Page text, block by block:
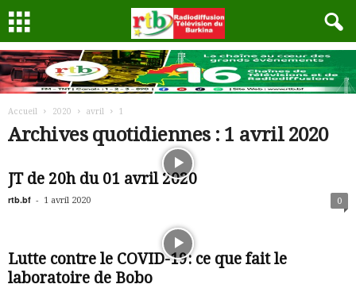
Accueil 2020 avril 1
Archives quotidiennes : 1 avril 2020
JT de 20h du 01 avril 2020
rtb.bf - 1 avril 2020 0
Lutte contre le COVID-19: ce que fait le
laboratoire de Bobo